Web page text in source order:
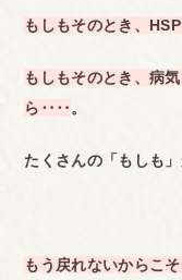
もしもそのとき、
もしもそのとき、病
ら‥‥。
たくさんの「もしも
もう戻れないからこ